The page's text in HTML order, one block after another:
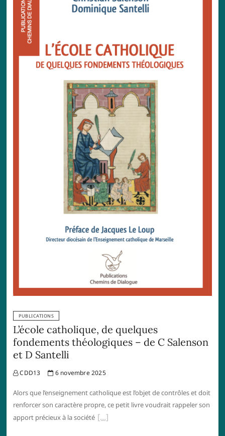
PUBLICATIONS
L’école catholique, de quelques
fondements théologiques – de C Salenson
et D Santelli
CDD13 6 novembre 2025
Alors que l’enseignement catholique est l’objet de contrôles et doit
renforcer son caractère propre, ce petit livre voudrait rappeler son
apport précieux à la société